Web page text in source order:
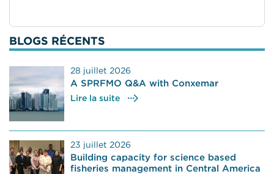
BLOGS RÉCENTS
28 juillet 2026
A SPRFMO Q&A with Conxemar
Lire la suite
23 juillet 2026
Building capacity for science based
fisheries management in Central America